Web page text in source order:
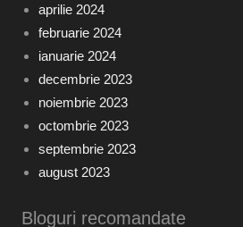
aprilie 2024
februarie 2024
ianuarie 2024
decembrie 2023
noiembrie 2023
octombrie 2023
septembrie 2023
august 2023
Bloguri recomandate